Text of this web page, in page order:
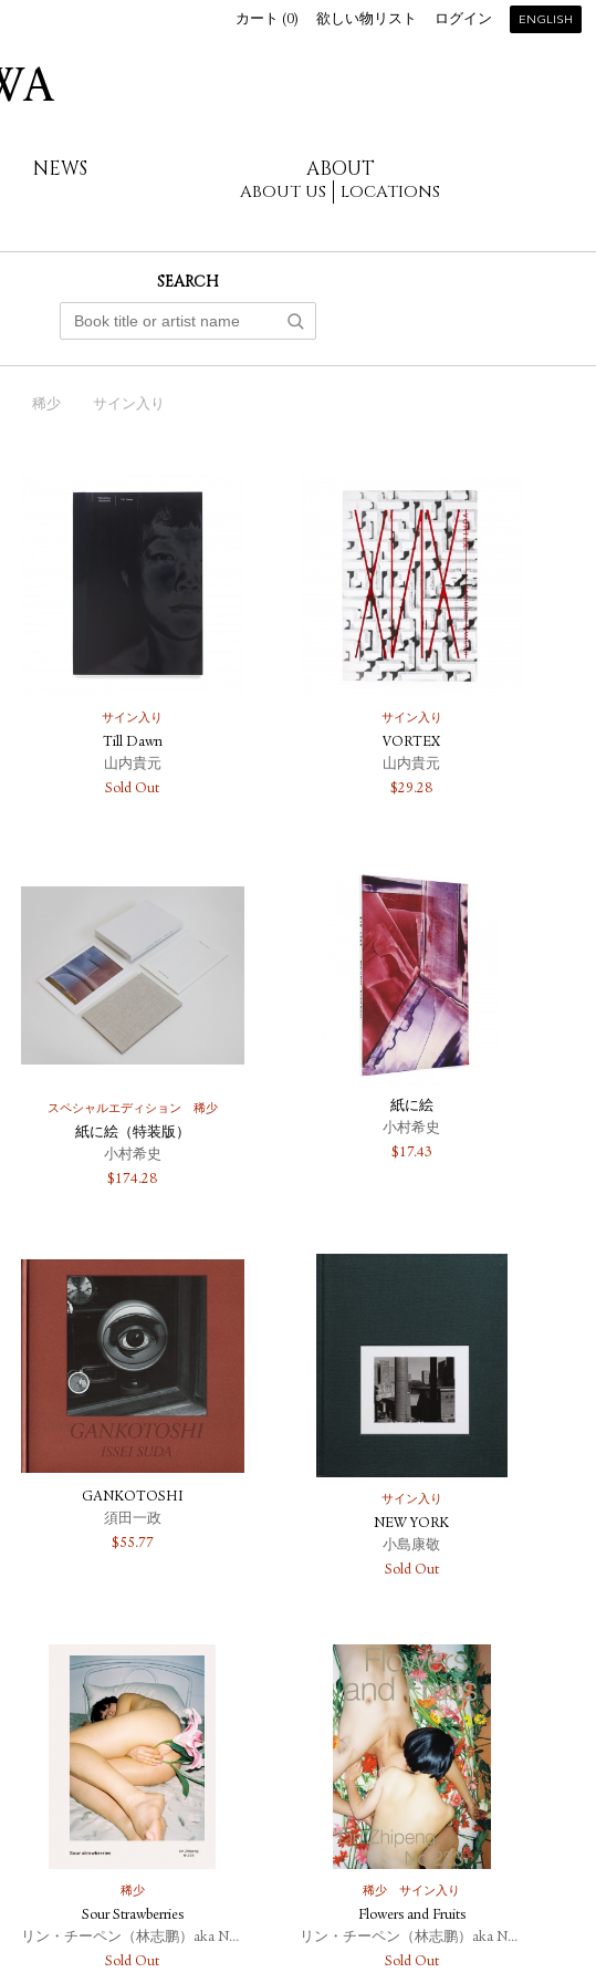
NEWS ABOUT
ABOUT US LOCATIONS
カート (0) 欲しい物リスト ログイン ENGLISH
SEARCH
稀少 サイン入り
サイン入り
Till Dawn
山内貴元
Sold Out
サイン入り
VORTEX
山内貴元
$29.28
スペシャルエディション 稀少
紙に絵（特装版）
小村希史
$174.28
紙に絵
小村希史
$17.43
GANKOTOSHI
須田一政
$55.77
サイン入り
NEW YORK
小島康敬
Sold Out
稀少
Sour Strawberries
リン・チーペン（林志鹏）aka No.223
Sold Out
稀少 サイン入り
Flowers and Fruits
リン・チーペン（林志鹏）aka No.223
Sold Out